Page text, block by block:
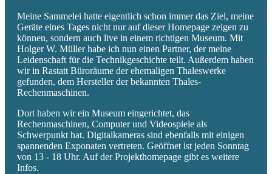
Meine Sammelei hatte eigentlich schon immer das Ziel, meine
Geräte eines Tages nicht nur auf dieser Homepage zeigen zu
können, sondern auch live in einem richtigen Museum. Mit
Holger W. Müller habe ich nun einen Partner, der meine
Leidenschaft für die Technikgeschichte teilt. Außerdem haben
wir in Rastatt Büroräume der ehemaligen Thaleswerke
gefunden, dem Hersteller der bekannten Thales-
Rechenmaschinen.
Dort haben wir ein Museum eingerichtet, das
Rechenmaschinen, Computer und Videospiele als
Schwerpunkt hat. Digitalkameras sind ebenfalls mit einigen
spannenden Exponaten vertreten. Geöffnet ist jeden Sonntag
von 13 - 18 Uhr. Auf der Projekthomepage gibt es weitere
Infos.